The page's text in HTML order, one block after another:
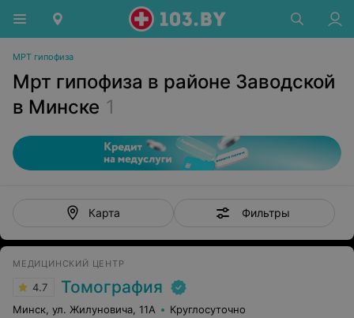
МРТ гипофиза
Мрт гипофиза в районе Заводской
в Минске 1
Карта Фильтры
МЕДИЦИНСКИЙ ЦЕНТР
4.7 Томография
Минск, ул. Жилуновича, 11А Круглосуточно